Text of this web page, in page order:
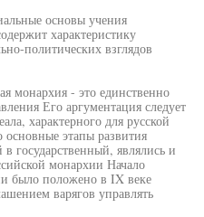
основы учения
характеристику
политических взглядов
монархия - это единственно
Его аргументация следует
характерного для русской
этапы развития
государственный, являлись и
монархии Начало
было положено в IX веке
варягов управлять